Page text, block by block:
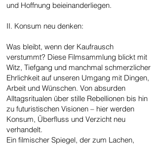
und Hoffnung beieinanderliegen.
II. Konsum neu denken:
Was bleibt, wenn der Kaufrausch
verstummt? Diese Filmsammlung blickt mit
Witz, Tiefgang und manchmal schmerzlicher
Ehrlichkeit auf unseren Umgang mit Dingen,
Arbeit und Wünschen. Von absurden
Alltagsritualen über stille Rebellionen bis hin
zu futuristischen Visionen – hier werden
Konsum, Überfluss und Verzicht neu
verhandelt.
Ein filmischer Spiegel, der zum Lachen,